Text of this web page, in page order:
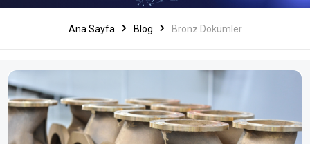
Ana Sayfa Blog Bronz Dökümler